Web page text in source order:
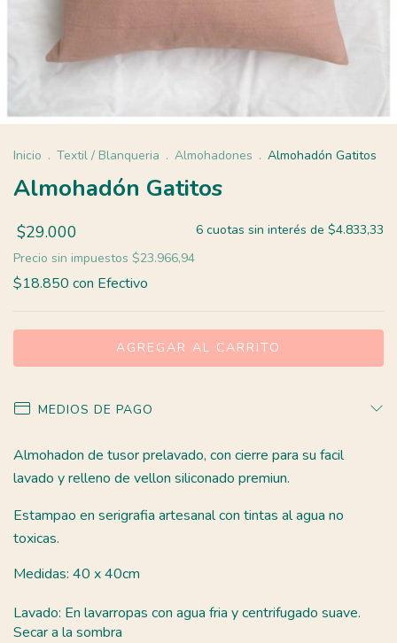
Inicio . Textil / Blanqueria . Almohadones . Almohadón Gatitos
Almohadón Gatitos
$29.000 6 cuotas sin interés de $4.833,33
Precio sin impuestos $23.966,94
$18.850 con Efectivo
MEDIOS DE PAGO
Almohadon de tusor prelavado, con cierre para su facil
lavado y relleno de vellon siliconado premiun.
Estampao en serigrafia artesanal con tintas al agua no
toxicas.
Medidas: 40 x 40cm
Lavado: En lavarropas con agua fria y centrifugado suave.
Secar a la sombra